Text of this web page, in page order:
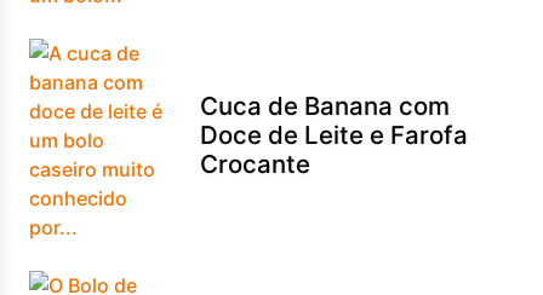
Cuca de Banana com
Doce de Leite e Farofa
Crocante